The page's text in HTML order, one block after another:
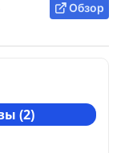
Обзор
(2)